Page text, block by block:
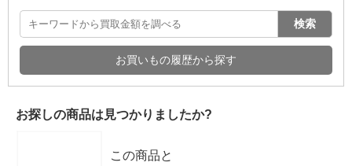
検索
お買いもの履歴から探す
お探しの商品は見つかりましたか?
この商品と